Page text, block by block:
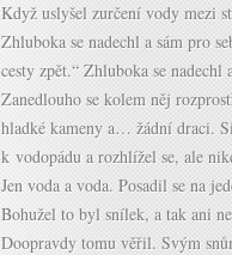
Když uslyšel zurčení vody mezi
Zhluboka se nadechl a sám pro
cesty zpět.“ Zhluboka se
Zanedlouho se kolem něj
hladké kameny a… žádní draci.
k vodopádu a rozhlížel se, ale
Jen voda a voda. Posadil se na
Bohužel to byl snílek, a tak ani
Doopravdy tomu věřil. Svým